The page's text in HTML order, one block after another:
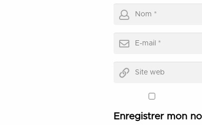
Enregistrer mon